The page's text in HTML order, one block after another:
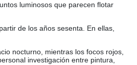
luminosos que parecen flotar
de los años sesenta. En ellas,
nocturno, mientras los focos rojos,
investigación entre pintura,